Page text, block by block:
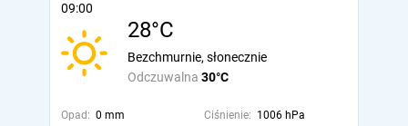
09:00
28°C
Odczuwalna 30°C
Bezchmurnie, słonecznie
Opad: 0 mm Ciśnienie: 1006 hPa